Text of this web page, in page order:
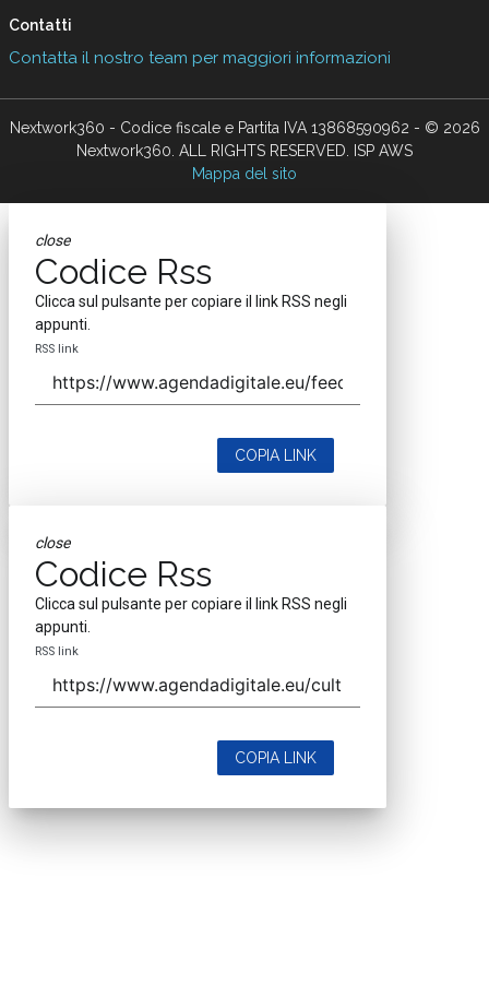
Contatti
Contatta il nostro team per maggiori informazioni
Nextwork360 - Codice fiscale e Partita IVA 13868590962 - © 2026
Nextwork360. ALL RIGHTS RESERVED. ISP AWS
Mappa del sito
close
Codice Rss
Clicca sul pulsante per copiare il link RSS negli
appunti.
RSS link
COPIA LINK
close
Codice Rss
Clicca sul pulsante per copiare il link RSS negli
appunti.
RSS link
COPIA LINK